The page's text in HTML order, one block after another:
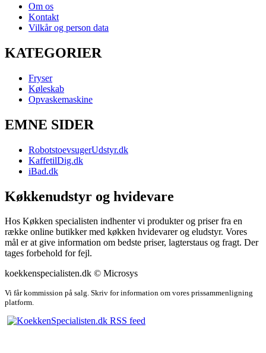
Om os
Kontakt
Vilkår og person data
KATEGORIER
Fryser
Køleskab
Opvaskemaskine
EMNE SIDER
RobotstoevsugerUdstyr.dk
KaffetilDig.dk
iBad.dk
Køkkenudstyr og hvidevare
Hos Køkken specialisten indhenter vi produkter og priser fra en
række online butikker med køkken hvidevarer og eludstyr. Vores
mål er at give information om bedste priser, lagterstaus og fragt. Der
tages forbehold for fejl.
koekkenspecialisten.dk © Microsys
Vi får kommission på salg. Skriv for information om vores prissammenligning
platform.